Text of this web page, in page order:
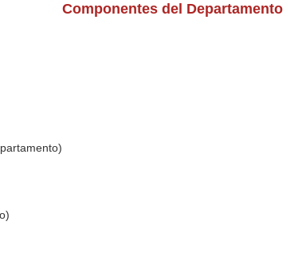
Componentes del Departamento